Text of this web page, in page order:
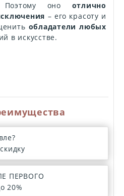
Поэтому оно отлично
– его красоту и
обладатели любых
в искусстве.
ПЕРВОГО
20%